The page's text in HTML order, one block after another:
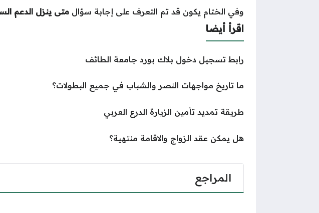
وفي الختام يكون قد تم التعرف على إجابة سؤال متى ينزل الدعم
اقرأ أيضا
رابط تسجيل دخول بلاك بورد جامعة الطائف
ما تاريخ مواجهات النصر والشباب في جميع البطولات؟
طريقة تمديد تأمين الزيارة الدرع العربي
هل يمكن عقد الزواج والاقامة منتهية؟
المراجع